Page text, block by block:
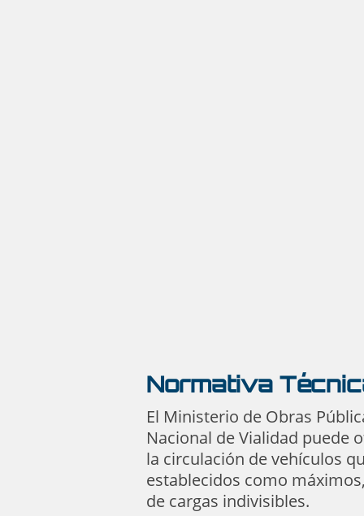
Normativa
El Ministerio de Obras
Nacional de Vialidad puede
la circulación de vehículos
establecidos como
de cargas indivisibles.